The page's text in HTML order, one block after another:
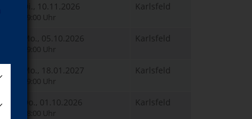
Di., 10.11.2026
19:00 Uhr
Karlsfeld
Mo., 05.10.2026
19:00 Uhr
Karlsfeld
Mo., 18.01.2027
19:00 Uhr
Karlsfeld
Do., 01.10.2026
18:00 Uhr
Karlsfeld